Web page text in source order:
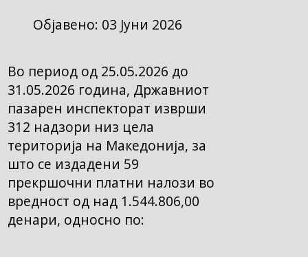
Објавено: 03 Јуни 2026
Во период од 25.05.2026 до
31.05.2026 година, Државниот
пазарен инспекторат изврши
312 надзори низ цела
територија на Македонија, за
што се издадени 59
прекршочни платни налози во
вредност од над 1.544.806,00
денари, односно по: